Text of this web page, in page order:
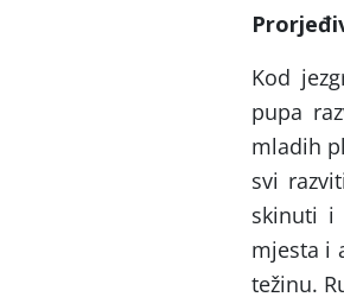
Kod
pupa
mladih
svi
skinuti i
mjesta i
težinu.